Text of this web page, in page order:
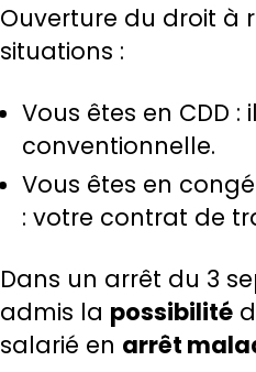
Ouverture du droit à
situations :
Vous êtes en CDD
conventionnelle.
Vous êtes en
: votre contrat de
Dans un arrêt du 3
admis la possibilité
salarié en arrêt